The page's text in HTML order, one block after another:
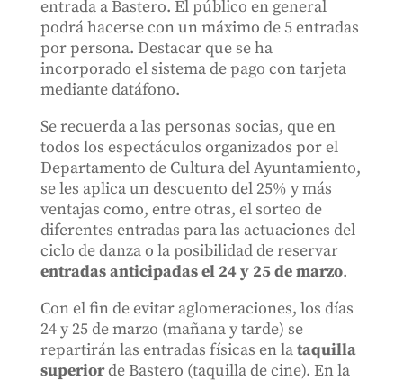
entrada a Bastero. El público en general
podrá hacerse con un máximo de 5 entradas
por persona. Destacar que se ha
incorporado el sistema de pago con tarjeta
mediante datáfono.
Se recuerda a las personas socias, que en
todos los espectáculos organizados por el
Departamento de Cultura del Ayuntamiento,
se les aplica un descuento del 25% y más
ventajas como, entre otras, el sorteo de
diferentes entradas para las actuaciones del
ciclo de danza o la posibilidad de reservar
entradas anticipadas el 24 y 25 de marzo.
Con el fin de evitar aglomeraciones, los días
24 y 25 de marzo (mañana y tarde) se
repartirán las entradas físicas en lataquilla
superiorde Bastero (taquilla de cine). En la